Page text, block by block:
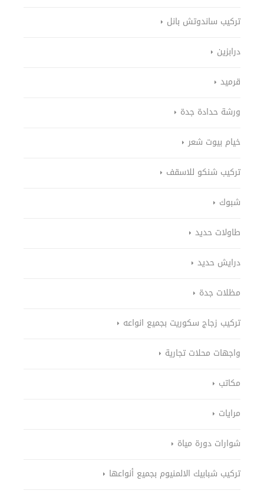
تركيب ساندوتش بانل
درابزين
قرميد
ورشة حدادة جدة
خيام بيوت شعر
تركيب شنكو للاسقف
شبوك
طاولات حديد
درايش حديد
مظلات جدة
تركيب زجاج سكوريت بجميع انواعه
واجهات محلات تجارية
مكاتب
مرايات
شوارات دورة مياة
تركيب شبابيك الالمنيوم بجميع أنواعها